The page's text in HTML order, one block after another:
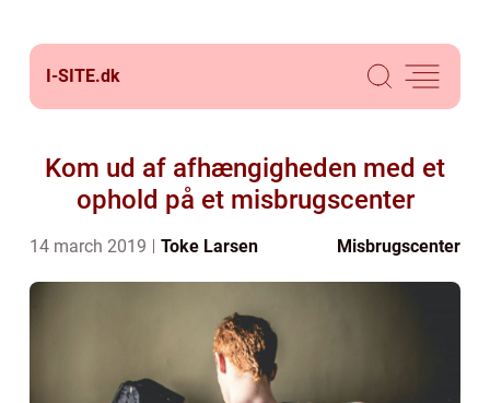
I-SITE.dk
Kom ud af afhængigheden med et
ophold på et misbrugscenter
14 march 2019 Toke Larsen Misbrugscenter